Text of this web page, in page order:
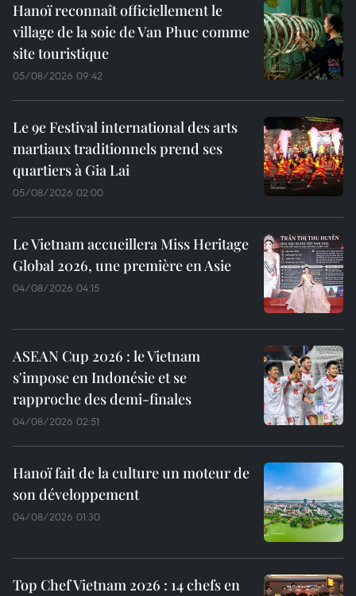
Hanoï reconnaît officiellement le
village de la soie de Van Phuc comme
site touristique
05/08/2026 09:42
Le 9e Festival international des arts
martiaux traditionnels prend ses
quartiers à Gia Lai
05/08/2026 02:00
Le Vietnam accueillera Miss Heritage
Global 2026, une première en Asie
04/08/2026 04:15
ASEAN Cup 2026 : le Vietnam
s'impose en Indonésie et se
rapproche des demi-finales
04/08/2026 02:51
Hanoï fait de la culture un moteur de
son développement
04/08/2026 01:30
Top Chef Vietnam 2026 : 14 chefs en